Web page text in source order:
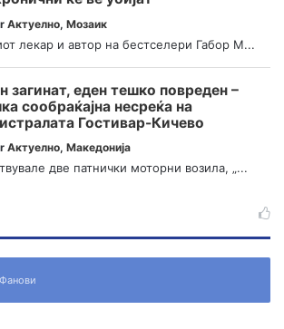
Актуелно, Мозаик
лекар и автор на бестселери Габор М...
загинат, еден тешко повреден –
сообраќајна несреќа на
Гостивар-Кичево
Актуелно, Македонија
две патнички моторни возила, „...
Фанови